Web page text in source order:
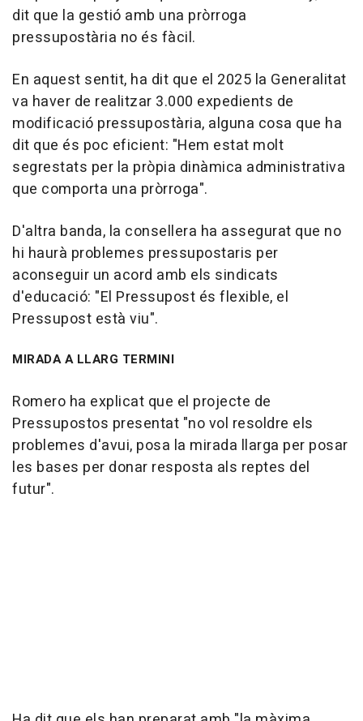
dit que la gestió amb una pròrroga
pressupostària no és fàcil.
En aquest sentit, ha dit que el 2025 la Generalitat
va haver de realitzar 3.000 expedients de
modificació pressupostària, alguna cosa que ha
dit que és poc eficient: "Hem estat molt
segrestats per la pròpia dinàmica administrativa
que comporta una pròrroga".
D'altra banda, la consellera ha assegurat que no
hi haurà problemes pressupostaris per
aconseguir un acord amb els sindicats
d'educació: "El Pressupost és flexible, el
Pressupost està viu".
MIRADA A LLARG TERMINI
Romero ha explicat que el projecte de
Pressupostos presentat "no vol resoldre els
problemes d'avui, posa la mirada llarga per posar
les bases per donar resposta als reptes del
futur".